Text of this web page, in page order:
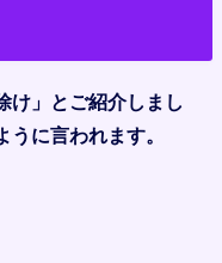
け」とご紹介しまし
に言われます。